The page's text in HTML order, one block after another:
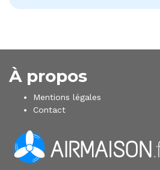
À propos
Mentions légales
Contact